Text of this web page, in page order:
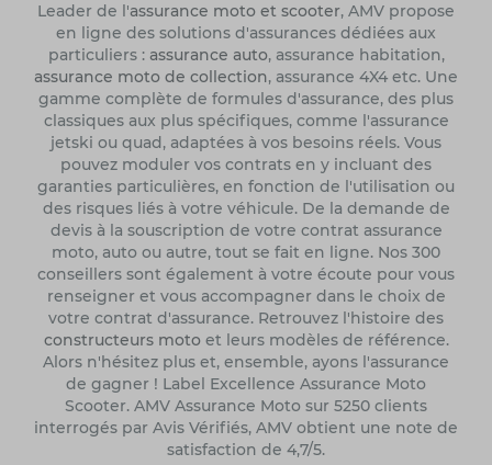
Leader de l'assurance moto et scooter, AMV propose
en ligne des solutions d'assurances dédiées aux
particuliers : assurance auto, assurance habitation,
assurance moto de collection, assurance 4X4 etc. Une
gamme complète de formules d'assurance, des plus
classiques aux plus spécifiques, comme l'assurance
jetski ou quad, adaptées à vos besoins réels. Vous
pouvez moduler vos contrats en y incluant des
garanties particulières, en fonction de l'utilisation ou
des risques liés à votre véhicule. De la demande de
devis à la souscription de votre contrat assurance
moto, auto ou autre, tout se fait en ligne. Nos 300
conseillers sont également à votre écoute pour vous
renseigner et vous accompagner dans le choix de
votre contrat d'assurance. Retrouvez l'histoire des
constructeurs motoet leurs modèles de référence.
Alors n'hésitez plus et, ensemble, ayons l'assurance
de gagner ! Label Excellence Assurance Moto
Scooter. AMV Assurance Moto sur 5250 clients
interrogés par Avis Vérifiés, AMV obtient une note de
satisfaction de 4,7/5.